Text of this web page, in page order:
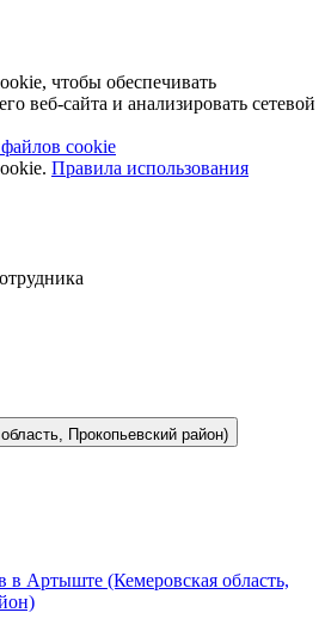
чтобы обеспечивать
веб-сайта и анализировать сетевой
cookie
Правила использования
Прокопьевский район)
в Артыште (Кемеровская область,